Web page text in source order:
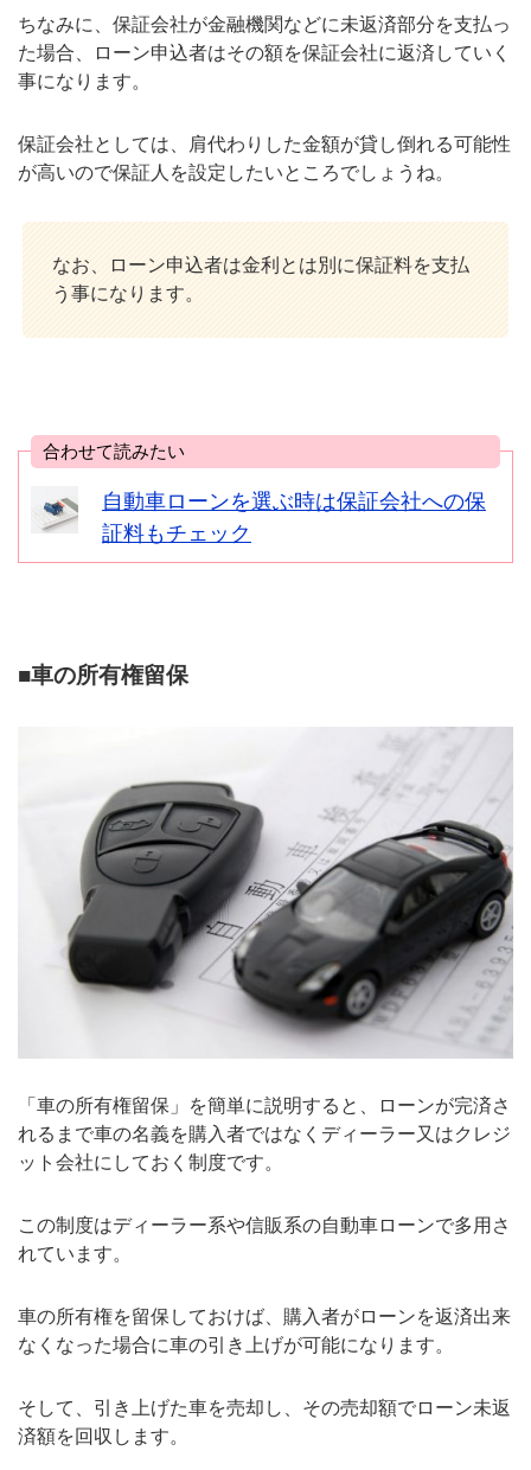
ちなみに、保証会社が金融機関などに未返済部分を支払っ
た場合、ローン申込者はその額を保証会社に返済していく
事になります。
保証会社としては、肩代わりした金額が貸し倒れる可能性
が高いので保証人を設定したいところでしょうね。
なお、ローン申込者は金利とは別に保証料を支払
う事になります。
合わせて読みたい
自動車ローンを選ぶ時は保証会社への保
証料もチェック
■車の所有権留保
「車の所有権留保」を簡単に説明すると、ローンが完済さ
れるまで車の名義を購入者ではなくディーラー又はクレジ
ット会社にしておく制度です。
この制度はディーラー系や信販系の自動車ローンで多用さ
れています。
車の所有権を留保しておけば、購入者がローンを返済出来
なくなった場合に車の引き上げが可能になります。
そして、引き上げた車を売却し、その売却額でローン未返
済額を回収します。